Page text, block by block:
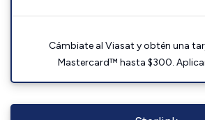
Cámbiate al Viasat y obtén una
Mastercard™ hasta $300.